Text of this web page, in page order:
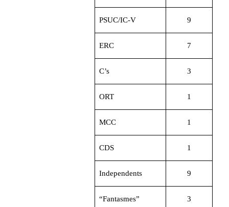
PSUC/IC-V 9
ERC 7
C’s 3
ORT 1
MCC 1
CDS 1
Independents 9
“Fantasmes” 3